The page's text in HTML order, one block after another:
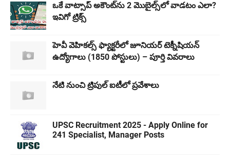
ఒకే వాట్సాప్ అకౌంట్‌ను 2 మొబైల్స్‌లో వాడటం ఎలా?
ఇవిగో ట్రిక్స్
హెవీ వెహికల్స్ ఫ్యాక్టరీలో జూనియర్ టెక్నీషియన్
ఉద్యోగాలు (1850 పోస్టులు) – పూర్తి వివరాలు
నేటి నుంచి ట్రిపుల్ ఐటీలో ప్రవేశాలు
UPSC Recruitment 2025 - Apply Online for
241 Specialist, Manager Posts